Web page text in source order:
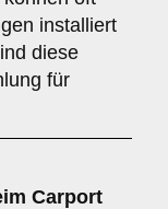
installiert
diese
für
Carport